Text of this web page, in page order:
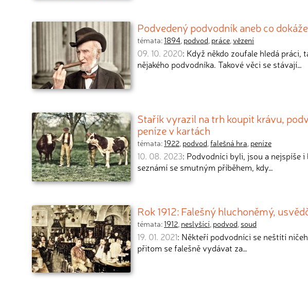
Podvedený podvodník aneb co
témata:1894, podvod, práce,vězení
09. 10. 2020: Když někdo zoufale hledá
nějakého podvodníka. Takové věci se stávají…
Stařík vyrazil na trh koupit krávu,
peníze v kartách
témata:1922, podvod,falešná hra, peníze
10. 08. 2023: Podvodníci byli, jsou a nejspíše
seznámí se smutným příběhem, kdy…
Rok 1912: Falešný hluchoněmý,
témata:1912, neslyšící, podvod, soud
19. 01. 2021: Někteří podvodníci se neštítí
přitom se falešně vydávat za…